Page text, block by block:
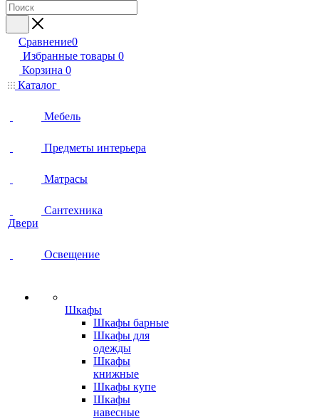
Сравнение0
Избранные товары 0
Корзина 0
Каталог
Мебель
Предметы интерьера
Матрасы
Сантехника
Двери
Освещение
Шкафы
Шкафы барные
Шкафы для
одежды
Шкафы
книжные
Шкафы купе
Шкафы
навесные